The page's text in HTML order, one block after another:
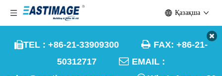
TEL : +86-21-33909300  FAX: +86-21-
50312717  EMAIL :
Қазақша